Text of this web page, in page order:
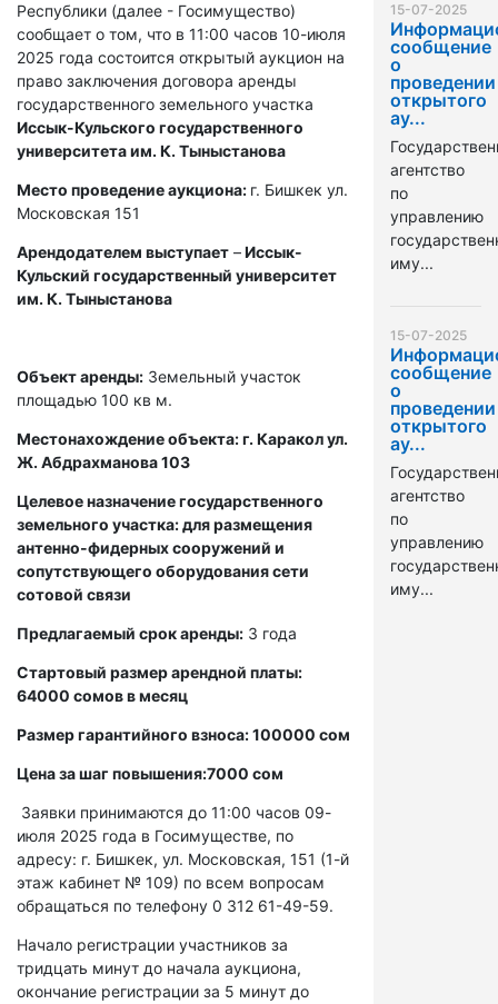
Республики (далее - Госимущество)
сообщает о том, что в 11:00 часов 10-июля
2025 года состоится открытый аукцион на
право заключения договора аренды
государственного земельного участка
Иссык-Кульского государственного
университета им. К. Тыныстанова
Место проведение аукциона: г. Бишкек ул.
Московская 151
Арендодателем выступает –Иссык-
Кульский государственный университет
им. К. Тыныстанова
Объект аренды: Земельный участок
площадью 100 кв м.
Местонахождение объекта: г. Каракол ул.
Ж. Абдрахманова 103
Целевое назначение государственного
земельного участка: для размещения
антенно-фидерных сооружений и
сопутствующего оборудования сети
сотовой связи
Предлагаемый срок аренды: 3 года
Стартовый размер арендной платы:
64000 сомов в месяц
Размер гарантийного взноса: 100000 сом
Цена за шаг повышения:7000 сом
Заявки принимаются до 11:00 часов 09-
июля 2025 года в Госимуществе, по
адресу: г. Бишкек, ул. Московская, 151 (1-й
этаж кабинет № 109) по всем вопросам
обращаться по телефону 0 312 61-49-59.
Начало регистрации участников за
тридцать минут до начала аукциона,
окончание регистрации за 5 минут до
15-07-2025
сообщение
о
проведении
открытого
ау...
агентство
по
управлению
иму...
15-07-2025
сообщение
о
проведении
открытого
ау...
агентство
по
управлению
иму...